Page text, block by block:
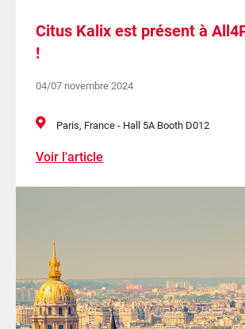
Citus Kalix est présent à
!
04/07 novembre 2024
Paris, France - Hall 5A Booth D012
Voir l'article